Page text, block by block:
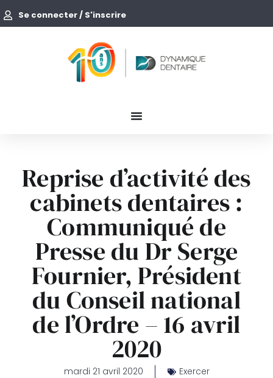
Se connecter / S'inscrire
Reprise d’activité des
cabinets dentaires :
Communiqué de
Presse du Dr Serge
Fournier, Président
du Conseil national
de l’Ordre – 16 avril
2020
mardi 21 avril 2020 Exercer